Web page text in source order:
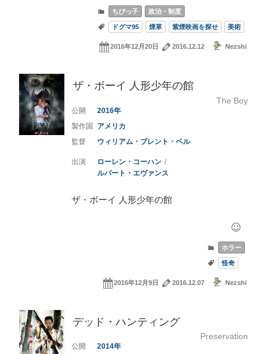
ちびっ子 政治・制度
ドグマ95 煙草 紫煙映画を探せ 美術
2016年12月20日 2016.12.12 Nezshi
ザ・ボーイ 人形少年の館
The Boy
2016
アメリカ
ウィリアム・ブレント・ベル
ローレン・コーハン
ルパート・エヴァンス
ザ・ボーイ 人形少年の館
ホラー
怪奇
2016年12月9日 2016.12.07 Nezshi
デッド・ハンティング
Preservation
2014